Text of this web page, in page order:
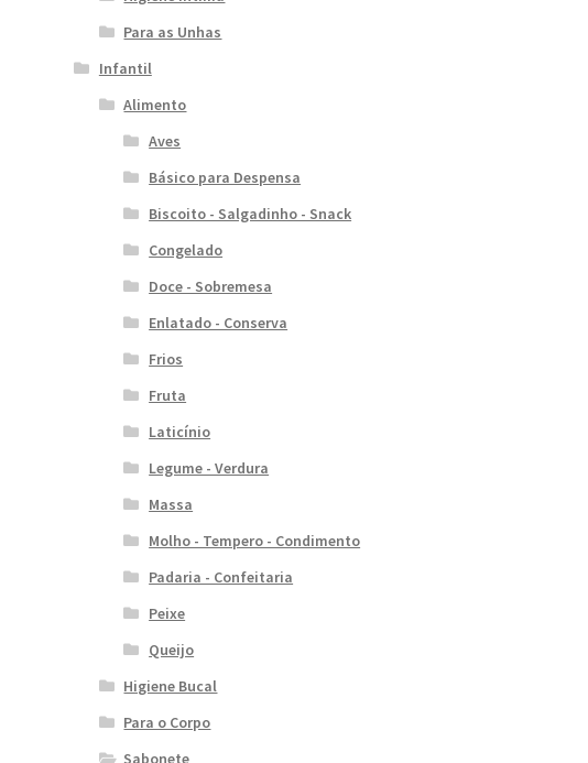
Para as Unhas
Infantil
Alimento
Aves
Básico para Despensa
Biscoito - Salgadinho - Snack
Congelado
Doce - Sobremesa
Enlatado - Conserva
Frios
Fruta
Laticínio
Legume - Verdura
Massa
Molho - Tempero - Condimento
Padaria - Confeitaria
Peixe
Queijo
Higiene Bucal
Para o Corpo
Sabonete